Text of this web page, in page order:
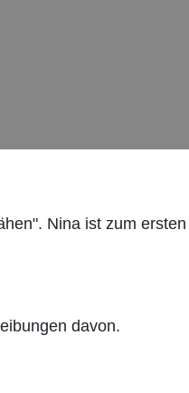
Nina ist zum
davon.